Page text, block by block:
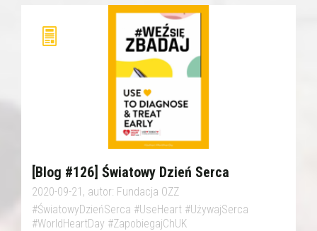
[Blog #126] Światowy Dzień Serca
2020-09-21, autor: Fundacja OZZ
#ŚwiatowyDzieńSerca #UseHeart #UżywajSerca
#WorldHeartDay #ZapobiegajChUK